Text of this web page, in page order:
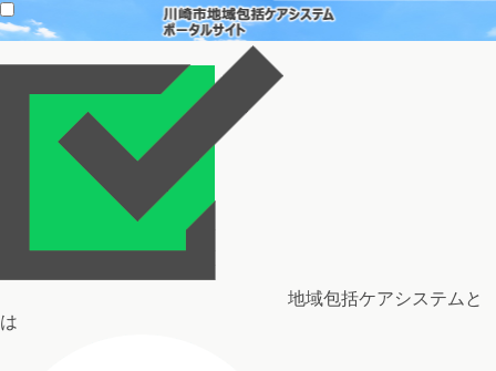
地域包括ケアシステムと
は